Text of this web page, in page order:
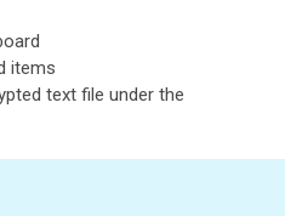
items
text file under the